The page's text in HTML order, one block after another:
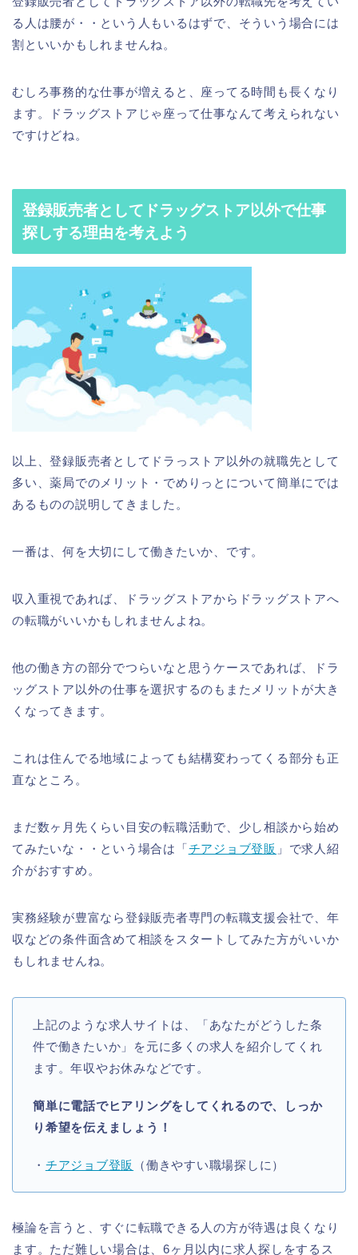
る人は腰が・・という人もいるはずで、そういう場合には
割といいかもしれませんね。
むしろ事務的な仕事が増えると、座ってる時間も長くなり
ます。ドラッグストアじゃ座って仕事なんて考えられない
ですけどね。
登録販売者としてドラッグストア以外で仕事
探しする理由を考えよう
以上、登録販売者としてドラっストア以外の就職先として
多い、薬局でのメリット・でめりっとについて簡単にでは
あるものの説明してきました。
一番は、何を大切にして働きたいか、です。
収入重視であれば、ドラッグストアからドラッグストアへ
の転職がいいかもしれませんよね。
他の働き方の部分でつらいなと思うケースであれば、ドラ
ッグストア以外の仕事を選択するのもまたメリットが大き
くなってきます。
これは住んでる地域によっても結構変わってくる部分も正
直なところ。
まだ数ヶ月先くらい目安の転職活動で、少し相談から始め
てみたいな・・という場合は「チアジョブ登販 」で求人紹
介がおすすめ。
実務経験が豊富なら登録販売者専門の転職支援会社で、年
収などの条件面含めて相談をスタートしてみた方がいいか
もしれませんね。
上記のような求人サイトは、「あなたがどうした条
件で働きたいか」を元に多くの求人を紹介してくれ
ます。年収やお休みなどです。
簡単に電話でヒアリングをしてくれるので、しっか
り希望を伝えましょう！
・ チアジョブ登販 （働きやすい職場探しに）
極論を言うと、すぐに転職できる人の方が待遇は良くなり
ます。ただ難しい場合は、6ヶ月以内に求人探しをするス